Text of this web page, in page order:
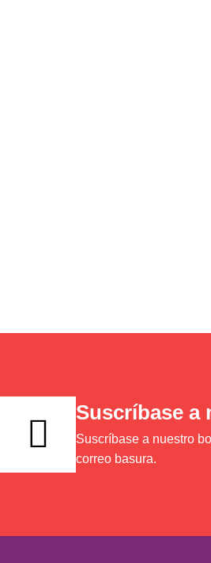
Suscríbase a
Suscríbase a nuestro
correo basura.